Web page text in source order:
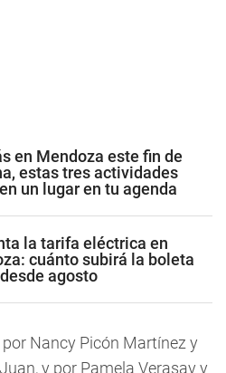
en Mendoza este fin de
estas tres actividades
un lugar en tu agenda
la tarifa eléctrica en
cuánto subirá la boleta
agosto
Nancy Picón Martínez y
y por Pamela Verasay y